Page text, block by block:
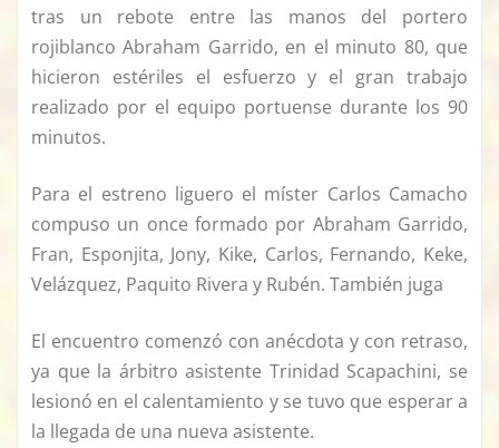
tras un rebote entre las manos del portero
rojiblanco Abraham Garrido, en el minuto 80, que
hicieron estériles el esfuerzo y el gran trabajo
realizado por el equipo portuense durante los 90
minutos.
Para el estreno liguero el míster Carlos Camacho
compuso un once formado por Abraham Garrido,
Fran, Esponjita, Jony, Kike, Carlos, Fernando, Keke,
Velázquez, Paquito Rivera y Rubén. También juga
El encuentro comenzó con anécdota y con retraso,
ya que la árbitro asistente Trinidad Scapachini, se
lesionó en el calentamiento y se tuvo que esperar a
la llegada de una nueva asistente.